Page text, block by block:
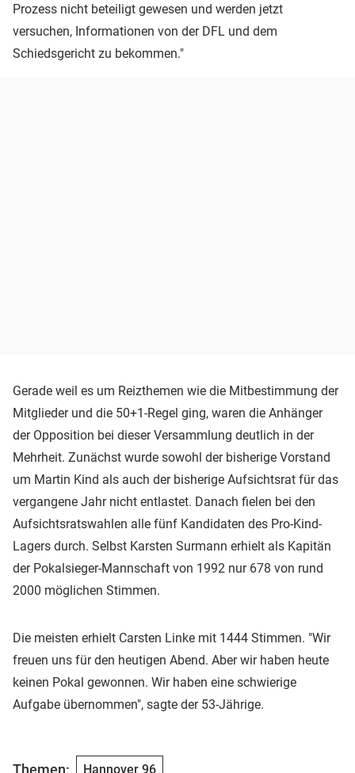
Prozess nicht beteiligt gewesen und werden jetzt
versuchen, Informationen von der DFL und dem
Schiedsgericht zu bekommen."
Gerade weil es um Reizthemen wie die Mitbestimmung der
Mitglieder und die 50+1-Regel ging, waren die Anhänger
der Opposition bei dieser Versammlung deutlich in der
Mehrheit. Zunächst wurde sowohl der bisherige Vorstand
um Martin Kind als auch der bisherige Aufsichtsrat für das
vergangene Jahr nicht entlastet. Danach fielen bei den
Aufsichtsratswahlen alle fünf Kandidaten des Pro-Kind-
Lagers durch. Selbst Karsten Surmann erhielt als Kapitän
der Pokalsieger-Mannschaft von 1992 nur 678 von rund
2000 möglichen Stimmen.
Die meisten erhielt Carsten Linke mit 1444 Stimmen. "Wir
freuen uns für den heutigen Abend. Aber wir haben heute
keinen Pokal gewonnen. Wir haben eine schwierige
Aufgabe übernommen", sagte der 53-Jährige.
Themen: Hannover 96